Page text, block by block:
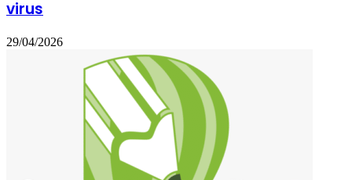
virus
29/04/2026